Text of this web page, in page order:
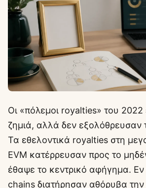
Οι «πόλεμοι royalties» του
ζημιά, αλλά δεν εξολόθρευσαν
Τα εθελοντικά royalties στη
EVM κατέρρευσαν προς το
έθαψε το κεντρικό αφήγημα.
chains διατήρησαν αθόρυβα την